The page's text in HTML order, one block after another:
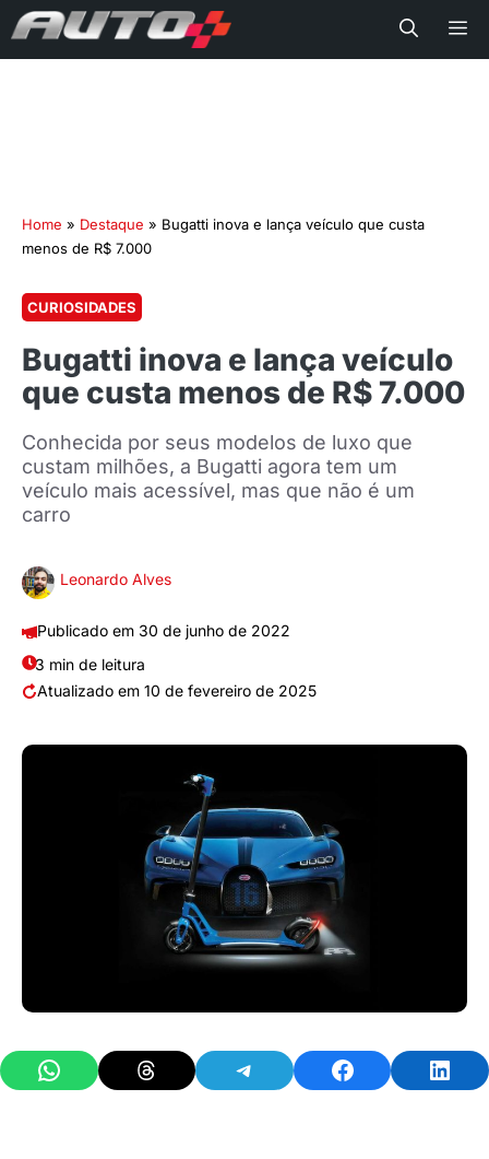
Home » Destaque » Bugatti inova e lança veículo que custa
menos de R$ 7.000
CURIOSIDADES
Bugatti inova e lança veículo
que custa menos de R$ 7.000
Conhecida por seus modelos de luxo que
custam milhões, a Bugatti agora tem um
veículo mais acessível, mas que não é um
carro
Leonardo Alves
30 de junho de 2022
3 min de leitura
10 de fevereiro de 2025
Share on WhatsAppShare on ThreadsShare on TelegramShare on Facebook